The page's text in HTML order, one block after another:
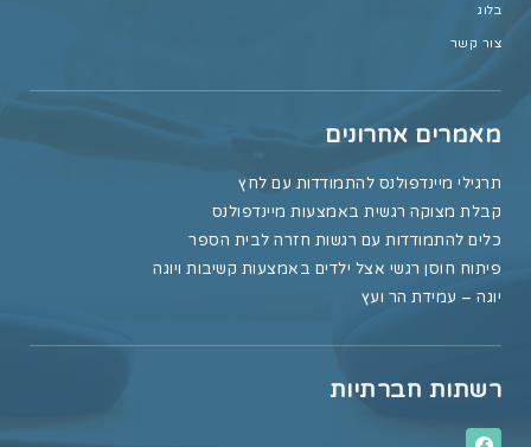
בלוג
צור קשר
מאמרים אחרונים
תרגילי מיינדפולנס להתמודדות עם לחץ
קבלת מצוקה רגשית באמצעות מיינדפולנס
כלים להתמודדות עם רגשות חזרה לבית הספר
פיתוח חוסן רגשי אצל ילדים באמצעות קשיבות ויוגה
יוגה – עמידת הר ועץ
רשתות חברתיות